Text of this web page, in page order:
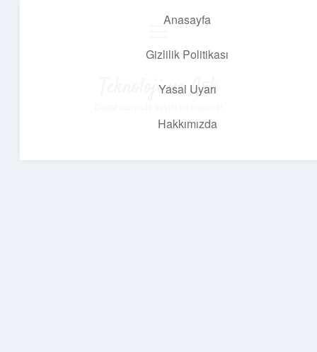
Anasayfa
Gizlilik Politikası
Yasal Uyarı
Hakkımızda
Teknoloji ve Aşk